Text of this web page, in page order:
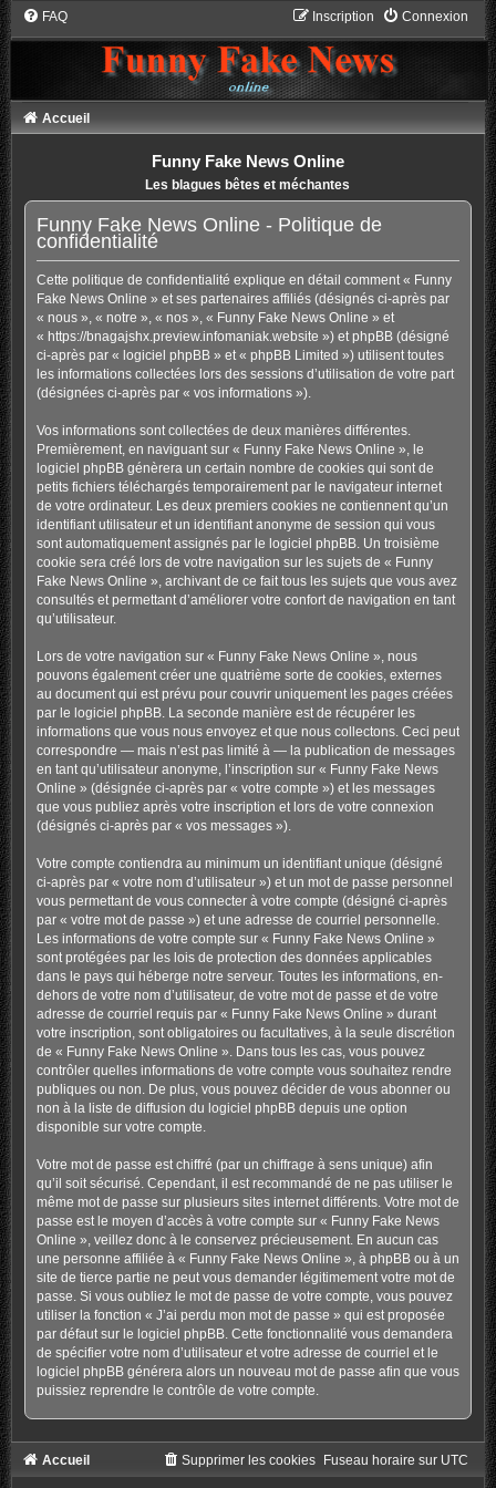
FAQ Connexion
Inscription
Accueil
Funny Fake News Online
Les blagues bêtes et méchantes
Funny Fake News Online - Politique de
confidentialité
Cette politique de confidentialité explique en détail comment « Funny
Fake News Online » et ses partenaires affiliés (désignés ci-après par
« nous », « notre », « nos », « Funny Fake News Online » et
« https://bnagajshx.preview.infomaniak.website ») et phpBB (désigné
ci-après par « logiciel phpBB » et « phpBB Limited ») utilisent toutes
les informations collectées lors des sessions d’utilisation de votre part
(désignées ci-après par « vos informations »).
Vos informations sont collectées de deux manières différentes.
Premièrement, en naviguant sur « Funny Fake News Online », le
logiciel phpBB génèrera un certain nombre de cookies qui sont de
petits fichiers téléchargés temporairement par le navigateur internet
de votre ordinateur. Les deux premiers cookies ne contiennent qu’un
identifiant utilisateur et un identifiant anonyme de session qui vous
sont automatiquement assignés par le logiciel phpBB. Un troisième
cookie sera créé lors de votre navigation sur les sujets de « Funny
Fake News Online », archivant de ce fait tous les sujets que vous avez
consultés et permettant d’améliorer votre confort de navigation en tant
qu’utilisateur.
Lors de votre navigation sur « Funny Fake News Online », nous
pouvons également créer une quatrième sorte de cookies, externes
au document qui est prévu pour couvrir uniquement les pages créées
par le logiciel phpBB. La seconde manière est de récupérer les
informations que vous nous envoyez et que nous collectons. Ceci peut
correspondre — mais n’est pas limité à — la publication de messages
en tant qu’utilisateur anonyme, l’inscription sur « Funny Fake News
Online » (désignée ci-après par « votre compte ») et les messages
que vous publiez après votre inscription et lors de votre connexion
(désignés ci-après par « vos messages »).
Votre compte contiendra au minimum un identifiant unique (désigné
ci-après par « votre nom d’utilisateur ») et un mot de passe personnel
vous permettant de vous connecter à votre compte (désigné ci-après
par « votre mot de passe ») et une adresse de courriel personnelle.
Les informations de votre compte sur « Funny Fake News Online »
sont protégées par les lois de protection des données applicables
dans le pays qui héberge notre serveur. Toutes les informations, en-
dehors de votre nom d’utilisateur, de votre mot de passe et de votre
adresse de courriel requis par « Funny Fake News Online » durant
votre inscription, sont obligatoires ou facultatives, à la seule discrétion
de « Funny Fake News Online ». Dans tous les cas, vous pouvez
contrôler quelles informations de votre compte vous souhaitez rendre
publiques ou non. De plus, vous pouvez décider de vous abonner ou
non à la liste de diffusion du logiciel phpBB depuis une option
disponible sur votre compte.
Votre mot de passe est chiffré (par un chiffrage à sens unique) afin
qu’il soit sécurisé. Cependant, il est recommandé de ne pas utiliser le
même mot de passe sur plusieurs sites internet différents. Votre mot de
passe est le moyen d’accès à votre compte sur « Funny Fake News
Online », veillez donc à le conservez précieusement. En aucun cas
une personne affiliée à « Funny Fake News Online », à phpBB ou à un
site de tierce partie ne peut vous demander légitimement votre mot de
passe. Si vous oubliez le mot de passe de votre compte, vous pouvez
utiliser la fonction « J’ai perdu mon mot de passe » qui est proposée
par défaut sur le logiciel phpBB. Cette fonctionnalité vous demandera
de spécifier votre nom d’utilisateur et votre adresse de courriel et le
logiciel phpBB générera alors un nouveau mot de passe afin que vous
puissiez reprendre le contrôle de votre compte.
Accueil Fuseau horaire sur UTC
Supprimer les cookies